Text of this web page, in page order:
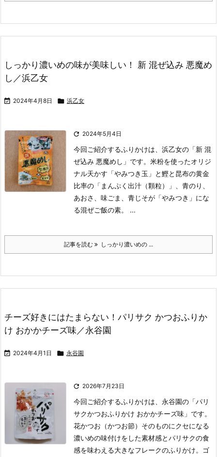
しっかり濃いめの味が美味しい！ 新 混ぜ込み 悪魔め
し／浜乙女
 2024年4月8日  浜乙女
 2024年5月4日
今回ご紹介するふりかけは、浜乙女の「新 混
ぜ込み 悪魔めし」です。 米粉を使ったオリジ
ナル天かす「やみつき玉」と鰹と昆布の黄金
比率の「まんぷく出汁（顆粒）」、青のり、
あおさ、味ごま、青じそが「やみつき」にな
る混ぜご飯の素。 ...
記事を読む しっかり濃いめの ...
チーズ好きにはたまらない！パリサク かつおふりか
け おかかチーズ味／永谷園
 2024年4月1日  永谷園
 2026年7月23日
今回ご紹介するふりかけは、永谷園の「パリ
サクかつおふりかけ おかかチーズ味」です。
花かつお（かつお節）そのものにクセになる
濃いめの味付けをした素材感とパリサクの食
感を味わえる大きなフレークのふりかけ。
ゴ